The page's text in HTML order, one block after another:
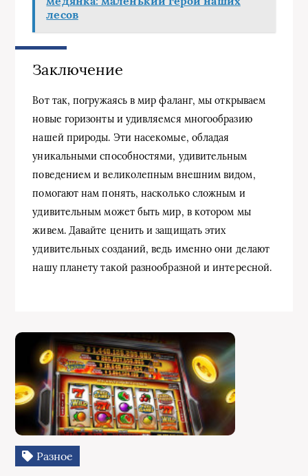
лесов
Заключение
Вот так, погружаясь в мир фаланг, мы открываем
новые горизонты и удивляемся многообразию
нашей природы. Эти насекомые, обладая
уникальными способностями, удивительным
поведением и великолепным внешним видом,
помогают нам понять, насколько сложным и
удивительным может быть мир, в котором мы
живем. Давайте ценить и защищать этих
удивительных созданий, ведь именно они делают
нашу планету такой разнообразной и интересной.
Разное